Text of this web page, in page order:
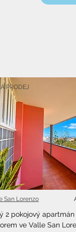
PRODEJ
San Lorenzo
2 pokojový
ve Valle San